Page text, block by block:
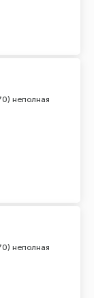
неполная
неполная